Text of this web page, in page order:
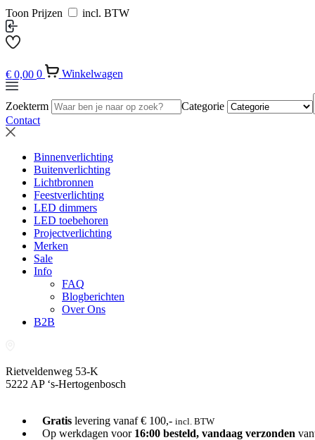
Toon Prijzen incl. BTW
€ 0,00 0 Winkelwagen
Zoekterm
Categorie
Contact
Binnenverlichting
Buitenverlichting
Lichtbronnen
Feestverlichting
LED dimmers
LED toebehoren
Projectverlichting
Merken
Sale
Info
FAQ
Blogberichten
Over Ons
B2B
Rietveldenweg 53-K
5222 AP ‘s-Hertogenbosch
Gratislevering vanaf € 100,- incl. BTW
Op werkdagen voor 16:00 besteld, vandaag verzonden